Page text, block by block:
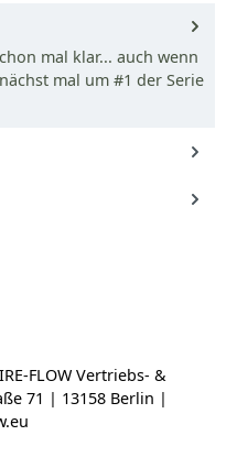
mal klar... auch wenn
mal um #1 der Serie
FLOW Vertriebs- &
71 | 13158 Berlin |